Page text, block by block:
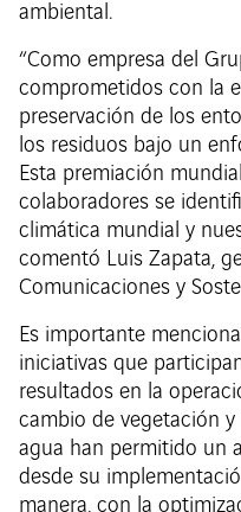
ambiental.
“Como empresa del
comprometidos con la
preservación de los
los residuos bajo un
Esta premiación
colaboradores se
climática mundial y
comentó Luis Zapata,
Comunicaciones y
Es importante
iniciativas que
resultados en la
cambio de vegetación
agua han permitido un
desde su
manera, con la